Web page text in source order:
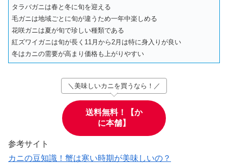
タラバガニは春と冬に旬を迎える
毛ガニは地域ごとに旬が違うため一年中楽しめる
花咲ガニは夏が旬で珍しい種類である
紅ズワイガニは旬が長く11月から2月は特に身入りが良い
冬はカニの需要が高まり価格も上がりやすい
＼美味しいカニを買うなら！／
送料無料！【か
に本舗】
参考サイト
カニの豆知識！蟹は寒い時期が美味しいの？